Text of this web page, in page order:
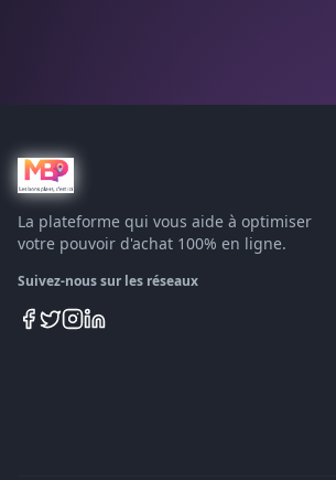
La plateforme qui vous aide à optimiser
votre pouvoir d'achat 100% en ligne.
Suivez-nous sur les réseaux